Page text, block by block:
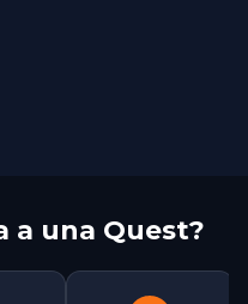
a una Quest?